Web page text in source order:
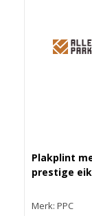
Plakplint
prestige
Merk: PPC